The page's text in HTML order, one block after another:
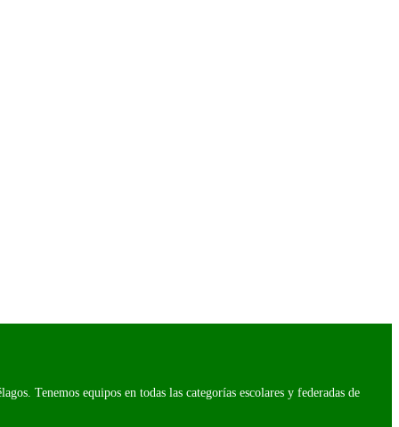
Tenemos equipos en todas las categorías escolares y federadas de